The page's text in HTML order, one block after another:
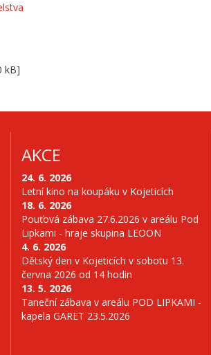
kB]
AKCE
24. 6. 2026
Letní kino na koupáku v Kojeticích
18. 6. 2026
Pouťová zábava 27.6.2026 v areálu Pod
Lipkami - hraje skupina LEOON
4. 6. 2026
Dětský den v Kojeticích v sobotu 13.
června 2026 od 14 hodin
13. 5. 2026
Taneční zábava v areálu POD LIPKAMI -
kapela GARET 23.5.2026